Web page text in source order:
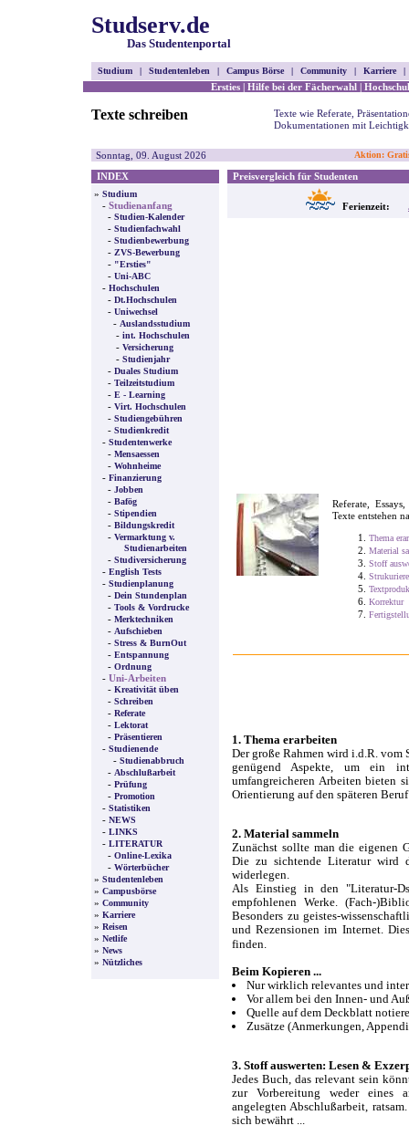
Studserv.de
Das Studentenportal
Studium | Studentenleben | Campus Börse | Community | Karriere |
Ersties |Hilfe bei der Fächerwahl |
Texte schreiben
Texte wie Referate,
Dokumentationen mit
Sonntag, 09. August 2026 Aktion:
INDEX
» Studium
- Studienanfang
- Studien-Kalender
- Studienfachwahl
- Studienbewerbung
- ZVS-Bewerbung
- "Ersties"
- Uni-ABC
- Hochschulen
- Dt.Hochschulen
- Uniwechsel
- Auslandsstudium
- int. Hochschulen
- Versicherung
- Studienjahr
- Duales Studium
- Teilzeitstudium
- E - Learning
- Virt. Hochschulen
- Studiengebühren
- Studienkredit
- Studentenwerke
- Mensaessen
- Wohnheime
- Finanzierung
- Jobben
- Bafög
- Stipendien
- Bildungskredit
- Vermarktung v.
Studienarbeiten
- Studiversicherung
- English Tests
- Studienplanung
- Dein Stundenplan
- Tools & Vordrucke
- Merktechniken
- Aufschieben
- Stress & BurnOut
- Entspannung
- Ordnung
- Uni-Arbeiten
- Kreativität üben
- Schreiben
- Referate
- Lektorat
- Präsentieren
- Studienende
- Studienabbruch
- Abschlußarbeit
- Prüfung
- Promotion
- Statistiken
- NEWS
- LINKS
- LITERATUR
- Online-Lexika
- Wörterbücher
» Studentenleben
» Campusbörse
» Community
» Karriere
» Reisen
» Netlife
» News
» Nützliches
Preisvergleich für Studenten
Ferienzeit:
Referate,
Texte entstehen
Thema
Material
Stoff
Korrektur
1. Thema erarbeiten
Der große Rahmen wird i.d.R. vom
genügend Aspekte, um ein
umfangreicheren Arbeiten bieten
Orientierung auf den späteren
2. Material sammeln
Zunächst sollte man die eigenen
Die zu sichtende Literatur wird
widerlegen.
Als Einstieg in den "Literatur-
empfohlenen Werke. (Fach-
Besonders zu geistes-
und Rezensionen im Internet.
finden.
Beim Kopieren ...
Nur wirklich relevantes und
Vor allem bei den Innen- und
Quelle auf dem Deckblatt
Zusätze (Anmerkungen,
3. Stoff auswerten: Lesen &
Jedes Buch, das relevant sein
zur Vorbereitung weder eines
angelegten Abschlußarbeit,
sich bewährt ...